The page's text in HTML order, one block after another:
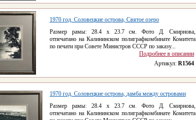
1970 год. Соловецкие острова, Святое озеро
Размер рамы: 28.4 x 23.7 см. Фото Д. Смирнова,
отпечатано на Калининском полиграфкомбинате Комитета
по печати при Совете Министров СССР по заказу...
Подробнее в описании
Артикул: R1564
1970 год. Соловецкие острова, дамба между островами
Размер рамы: 28.4 x 23.7 см. Фото Д. Смирнова,
отпечатано на Калининском полиграфкомбинате Комитета